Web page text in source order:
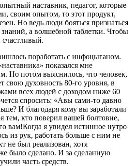
наставник, педагог, которые
своим опытом, то этот продукт,
Но ведь люди бояться признаться
знаний, а волшебной таблетки. Чтобы
поработать с инфоцыганом.
показался мне
Но потом выяснилось, что человек,
свою духовность 80-го уровня, в
всех людей с доходом ниже 60
спросить: «Авы сами-то давно
И благодаря кому вы заработали
тем, кто поверил вашей болтовне,
вам!Когда я увидел истинное нутро
из рук, работать больше с ним не
не был реализован, хотя
было сделано. И за сделанную
часть средств.